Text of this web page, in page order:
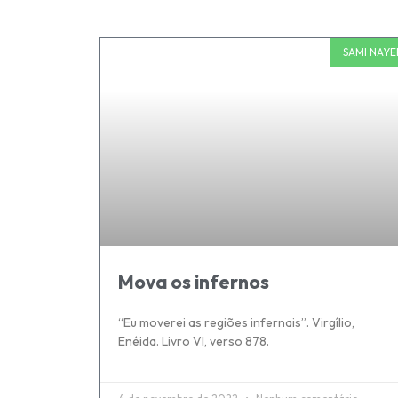
SAMI
Mova os infernos
“Eu moverei as regiões infernais”. Virgílio,
Enéida. Livro VI, verso 878.